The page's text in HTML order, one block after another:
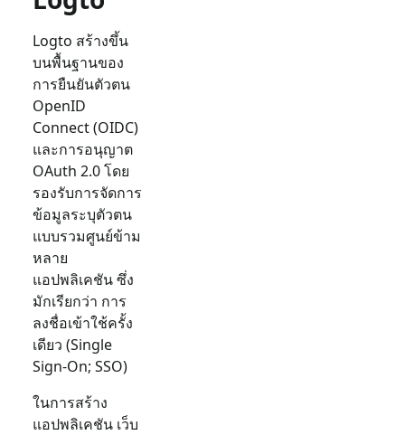
Logto สร้างขึ้น
บนพื้นฐานของ
การยืนยันตัวตน
OpenID
Connect (OIDC)
และการอนุญาต
OAuth 2.0 โดย
รองรับการจัดการ
ข้อมูลระบุตัวตน
แบบรวมศูนย์ข้าม
หลาย
แอปพลิเคชัน ซึ่ง
มักเรียกว่า การ
ลงชื่อเข้าใช้ครั้ง
เดียว (Single
Sign-On; SSO)
ในการสร้าง
แอปพลิเคชัน เว็บ